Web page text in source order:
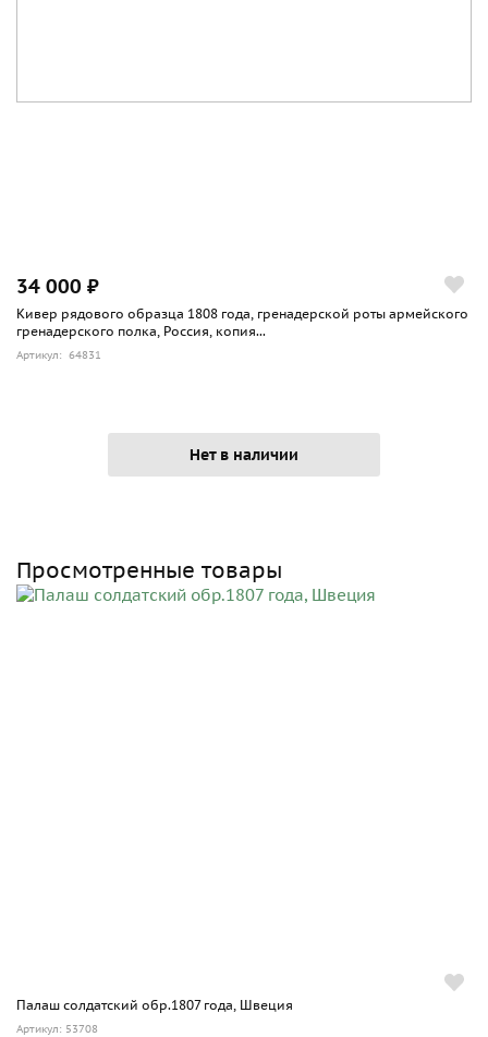
34 000 ₽
Кивер рядового образца 1808 года, гренадерской роты армейского
гренадерского полка, Россия, копия...
Артикул: 64831
Нет в наличии
Просмотренные товары
Палаш солдатский обр.1807 года, Швеция
Артикул: 53708